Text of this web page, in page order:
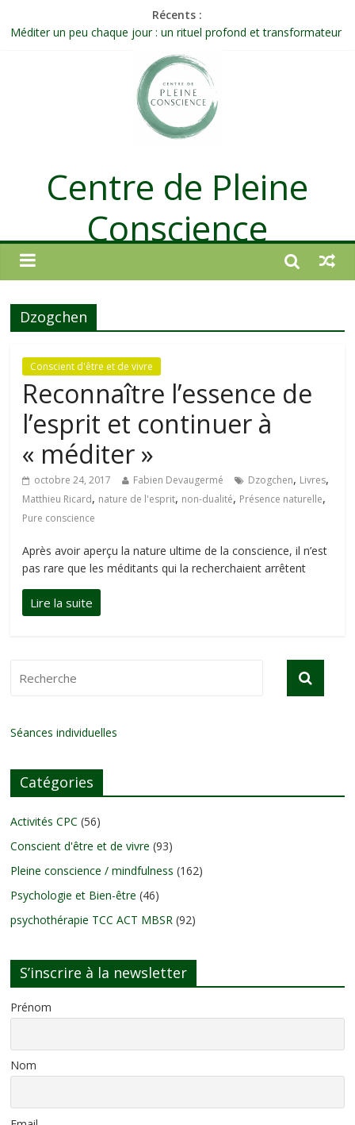
Récents :
Méditer un peu chaque jour : un rituel profond et transformateur
Célébrer la Vie jusque dans les petites actions
Quand on n’arrive plus à agir : et si ce n’était pas un manque de
Une attention consciente d’elle-même, non dirigée par le mental
Centre de Pleine
Conscience
Dzogchen
Conscient d'être et de vivre
Reconnaître l’essence de
l’esprit et continuer à
« méditer »
octobre 24, 2017 Fabien Devaugermé Dzogchen, Livres,
Matthieu Ricard, nature de l'esprit, non-dualité, Présence naturelle,
Pure conscience
Après avoir aperçu la nature ultime de la conscience, il n’est
pas rare que les méditants qui la recherchaient arrêtent
Séances individuelles
Catégories
Activités CPC (56)
Conscient d'être et de vivre (93)
Pleine conscience / mindfulness (162)
Psychologie et Bien-être (46)
psychothérapie TCC ACT MBSR (92)
S’inscrire à la newsletter
Prénom
Nom